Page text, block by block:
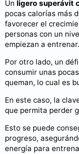
Un ligero superávit
pocas calorías más
favorecer el
personas con un
empiezan a entrenar.
Por otro lado, un
consumir unas
queman, lo cual es
En este caso, la
que permita perder
Esto se puede
progreso,
energía para